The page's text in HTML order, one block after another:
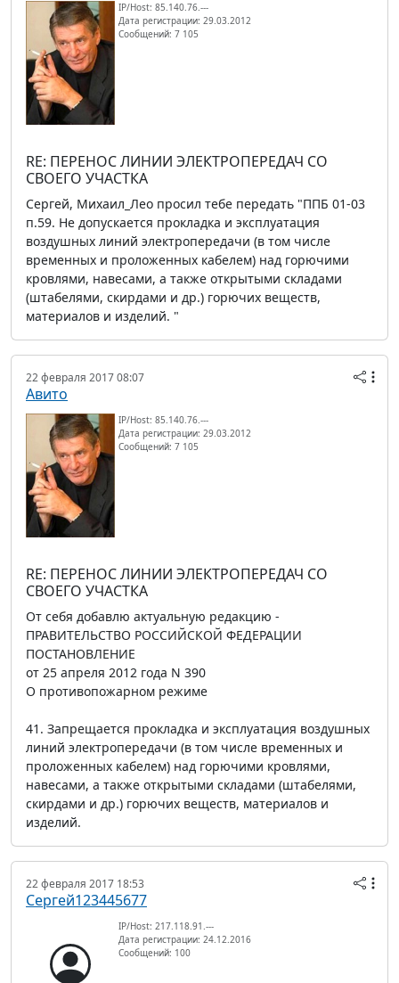
IP/Host: 85.140.76.---
Дата регистрации: 29.03.2012
Сообщений: 7 105
RE: ПЕРЕНОС ЛИНИИ ЭЛЕКТРОПЕРЕДАЧ СО
СВОЕГО УЧАСТКА
Сергей, Михаил_Лео просил тебе передать "ППБ 01-03
п.59. Не допускается прокладка и эксплуатация
воздушных линий электропередачи (в том числе
временных и проложенных кабелем) над горючими
кровлями, навесами, а также открытыми складами
(штабелями, скирдами и др.) горючих веществ,
материалов и изделий. "
22 февраля 2017 08:07
Авито
IP/Host: 85.140.76.---
Дата регистрации: 29.03.2012
Сообщений: 7 105
RE: ПЕРЕНОС ЛИНИИ ЭЛЕКТРОПЕРЕДАЧ СО
СВОЕГО УЧАСТКА
От себя добавлю актуальную редакцию -
ПРАВИТЕЛЬСТВО РОССИЙСКОЙ ФЕДЕРАЦИИ
ПОСТАНОВЛЕНИЕ
от 25 апреля 2012 года N 390
О противопожарном режиме
41. Запрещается прокладка и эксплуатация воздушных
линий электропередачи (в том числе временных и
проложенных кабелем) над горючими кровлями,
навесами, а также открытыми складами (штабелями,
скирдами и др.) горючих веществ, материалов и
изделий.
22 февраля 2017 18:53
Сергей123445677
IP/Host: 217.118.91.---
Дата регистрации: 24.12.2016
Сообщений: 100